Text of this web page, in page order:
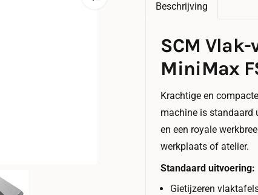
Beschrijving
SCM
MiniMax
Krachtige en
machine is standaard
en een royale
werkplaats of atelier.
Standaard uitvoering:
Gietijzeren